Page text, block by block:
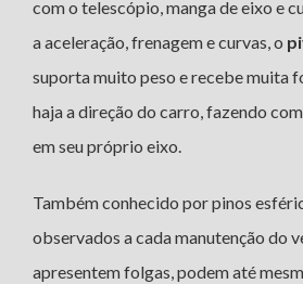
com o telescópio, manga de eixo e
a aceleração, frenagem e curvas, o
suporta muito peso e recebe muita
haja a direção do carro, fazendo
em seu próprio eixo.
Também conhecido por pinos
observados a cada manutenção do
apresentem folgas, podem até